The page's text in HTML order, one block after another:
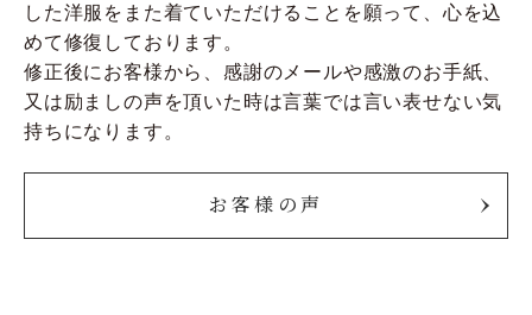
した洋服をまた着ていただけることを願って、心を込
めて修復しております。
修正後にお客様から、感謝のメールや感激のお手紙、
又は励ましの声を頂いた時は言葉では言い表せない気
持ちになります。
お客様の声